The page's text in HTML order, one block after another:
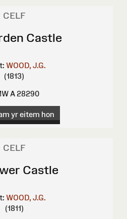
CELF
Castle
WOOD, J.G.
(1813)
A 28290
yr eitem hon
CELF
Castle
WOOD, J.G.
(1811)